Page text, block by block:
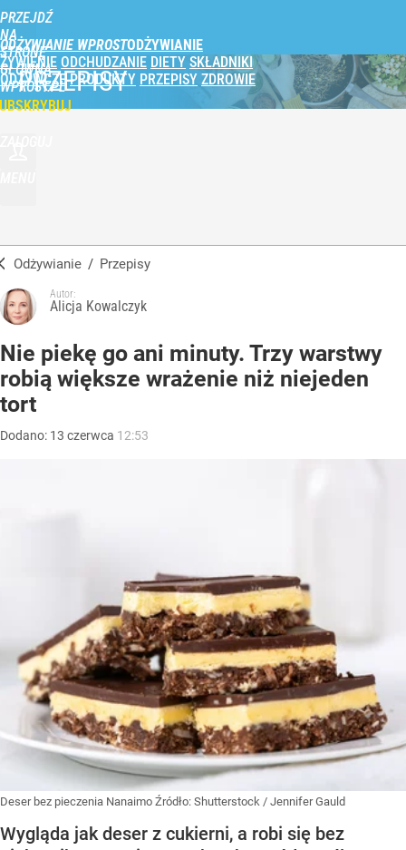
PRZEJDŹ
NA
STRONĘ
GŁÓWNĄ
WPROST.PL
ODŻYWIANIE WPROST
ŻYWIENIE ODCHUDZANIE DIETY SKŁADNIKI
ODŻYWCZE PRODUKTY PRZEPISY ZDROWIE
PRZEPISY
Odżywianie / Przepisy
Autor:
Alicja Kowalczyk
Nie piekę go ani minuty. Trzy warstwy
robią większe wrażenie niż niejeden
tort
Dodano: 13 czerwca 12:53
Deser bez pieczenia Nanaimo Źródło: Shutterstock / Jennifer Gauld
Wygląda jak deser z cukierni, a robi się bez